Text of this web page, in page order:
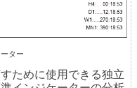
ター
ために使用できる独立